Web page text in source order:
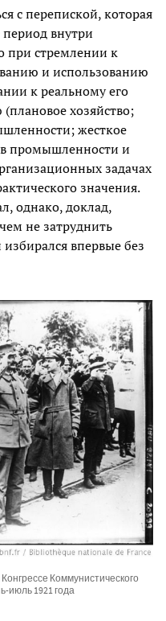
с перепиской, которая
период внутри
при стремлении к
и использованию
к реальному его
хозяйство;
жесткое
промышленности и
задачах
значения.
однако, доклад,
не затруднить
впервые без
Коммунистического
июль 1921 года